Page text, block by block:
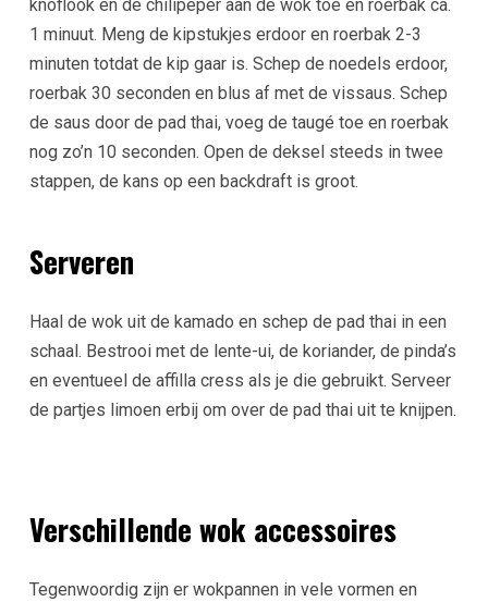
knoflook en de chilipeper aan de wok toe en roerbak ca.
1 minuut. Meng de kipstukjes erdoor en roerbak 2-3
minuten totdat de kip gaar is. Schep de noedels erdoor,
roerbak 30 seconden en blus af met de vissaus. Schep
de saus door de pad thai, voeg de taugé toe en roerbak
nog zo’n 10 seconden. Open de deksel steeds in twee
stappen, de kans op een backdraft is groot.
Serveren
Haal de wok uit de kamado en schep de pad thai in een
schaal. Bestrooi met de lente-ui, de koriander, de pinda’s
en eventueel de affilla cress als je die gebruikt. Serveer
de partjes limoen erbij om over de pad thai uit te knijpen.
Verschillende wok accessoires
Tegenwoordig zijn er wokpannen in vele vormen en